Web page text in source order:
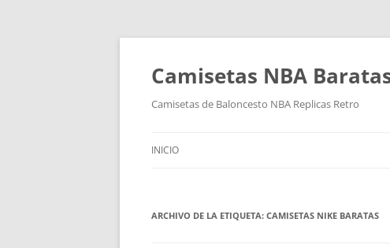
Camisetas NBA
Camisetas de Baloncesto NBA Replicas Retro
INICIO
ARCHIVO DE LA ETIQUETA: CAMISETAS NIKE BARATAS